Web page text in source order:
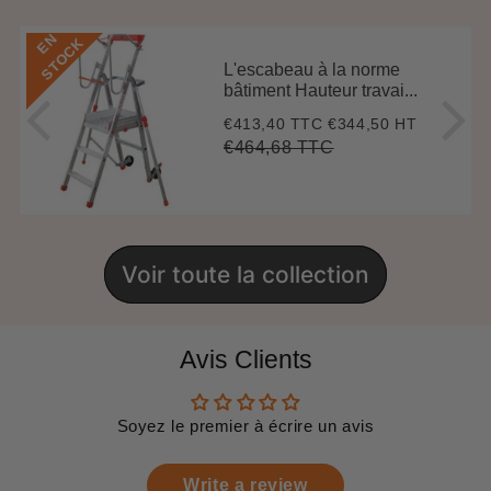
E
N
S
T
O
C
K
L'escabeau à la norme
bâtiment Hauteur travai...
Prix
réduit
€413,40 TTC€413,40
€344,50 HT
Prix
€464,68 TTC€464,68
Voir toute la collection
Avis Clients
Soyez le premier à écrire un avis
Write a review